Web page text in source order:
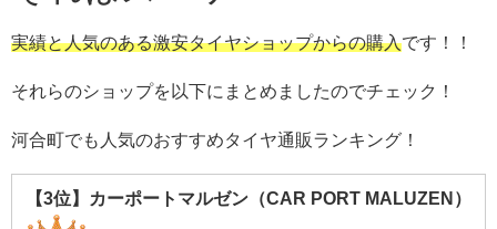
実績と人気のある激安タイヤショップからの購入です！！
それらのショップを以下にまとめましたのでチェック！
河合町でも人気のおすすめタイヤ通販ランキング！
【3位】カーポートマルゼン（CAR PORT MALUZEN）